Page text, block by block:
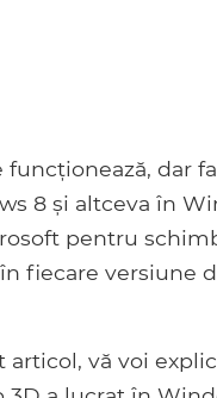
dar
8 și altceva în
pentru
fiecare versiune
articol, vă voi